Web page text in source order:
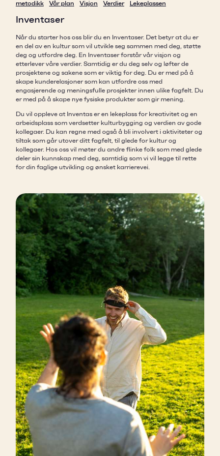
metodikk
Vår plan Visjon Verdier Lekeplassen
Inventaser
Når du starter hos oss blir du en Inventaser. Det betyr at du er
en del av en kultur som vil utvikle seg sammen med deg, støtte
deg og utfordre deg. En Inventaser forstår vår visjon og
etterlever våre verdier. Samtidig er du deg selv og løfter de
prosjektene og sakene som er viktig for deg. Du er med på å
skape kunderelasjoner som kan utfordre oss med
engasjerende og meningsfulle prosjekter innen ulike fagfelt. Du
er med på å skape nye fysiske produkter som gir mening.
Du vil oppleve at Inventas er en lekeplass for kreativitet og en
arbeidsplass som verdsetter kulturbygging og verdien av gode
kollegaer. Du kan regne med også å bli involvert i aktiviteter og
tiltak som går utover ditt fagfelt, til glede for kultur og
kollegaer. Hos oss vil møter du andre flinke folk som med glede
deler sin kunnskap med deg, samtidig som vi vil legge til rette
for din faglige utvikling og ønsket karrierevei.